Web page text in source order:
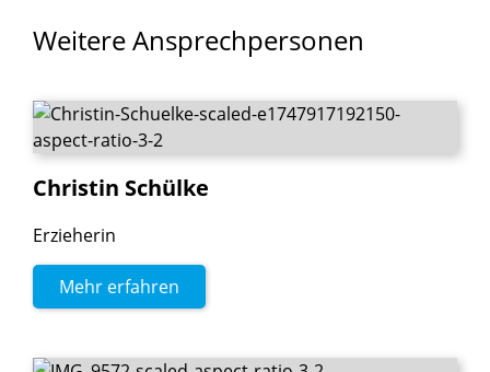
WeitereAnsprechpersonen
Christin Schülke
Erzieherin
Mehr erfahren